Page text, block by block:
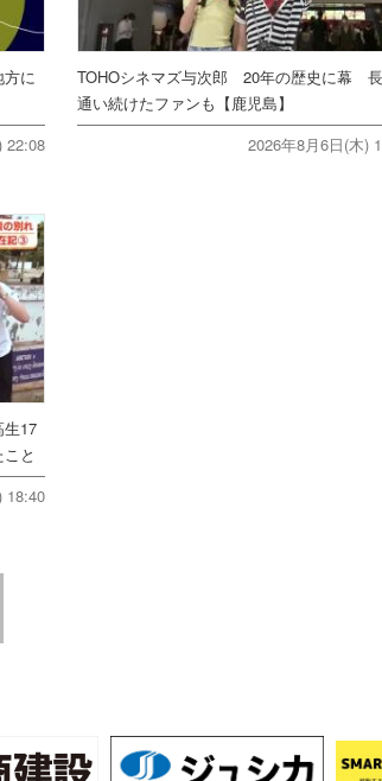
に
22:08
TOHOシネマズ与次郎 20年の歴史に幕
通い続けたファンも【鹿児島】
2026年8月6日(木)
17
と
18:40